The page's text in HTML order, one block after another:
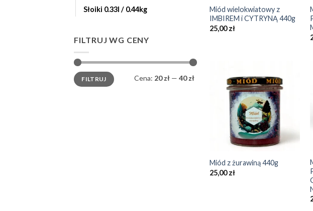
Słoiki 0.33l / 0.44kg
FILTRUJ WG CENY
Cena
min
Cena
maxFILTRUJ Cena: 20 zł — 40 zł
Miód wielokwiatowy z
IMBIREM i CYTRYNĄ 440g
25,00zł
Add to
Wishlist
Miód z żurawiną 440g
25,00zł